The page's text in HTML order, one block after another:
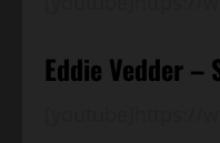
Eddie Vedder –